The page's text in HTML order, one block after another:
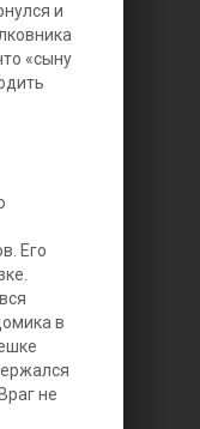
и
«сыну
Его
в
не